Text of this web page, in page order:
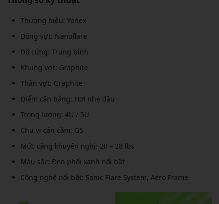
Thương hiệu: Yonex
Dòng vợt: Nanoflare
Độ cứng: Trung bình
Khung vợt: Graphite
Thân vợt: Graphite
Điểm cân bằng: Hơi nhẹ đầu
Trọng lượng: 4U / 5U
Chu vi cán cầm: G5
Mức căng khuyến nghị: 20 – 28 lbs
Màu sắc: Đen phối xanh nổi bật
Công nghệ nổi bật: Sonic Flare System, Aero Frame